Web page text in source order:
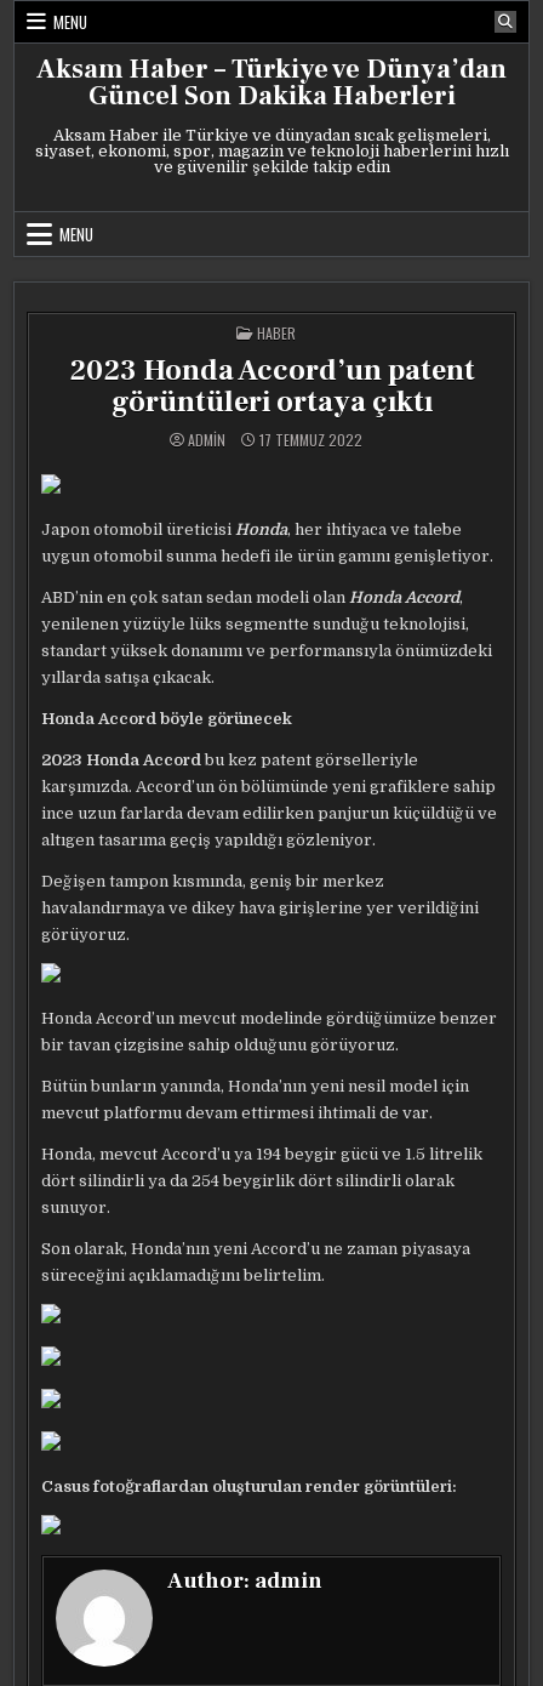
Skip
content
MENU
Aksam Haber – Türkiye ve Dünya’dan
Güncel Son Dakika Haberleri
Aksam Haber ile Türkiye ve dünyadan sıcak gelişmeleri,
siyaset, ekonomi, spor, magazin ve teknoloji haberlerini hızlı
ve güvenilir şekilde takip edin
MENU
POSTED
IN
HABER
2023 Honda Accord’un patent
görüntüleri ortaya çıktı
ADMIN 17 TEMMUZ 2022
Japon otomobil üreticisiHonda, her ihtiyaca ve talebe
uygun otomobil sunma hedefi ile ürün gamını genişletiyor.
ABD’nin en çok satan sedan modeli olanHonda Accord,
yenilenen yüzüyle lüks segmentte sunduğu teknolojisi,
standart yüksek donanımı ve performansıyla önümüzdeki
yıllarda satışa çıkacak.
Honda Accord böyle görünecek
2023 Honda Accordbu kez patent görselleriyle
karşımızda.Accord’un ön bölümünde yeni grafiklere sahip
ince uzun farlarda devam edilirken panjurun küçüldüğü ve
altıgen tasarıma geçiş yapıldığı gözleniyor.
Değişen tampon kısmında, geniş bir merkez
havalandırmaya ve dikey hava girişlerine yer verildiğini
görüyoruz.
Honda Accord’un mevcut modelinde gördüğümüze benzer
bir tavan çizgisine sahip olduğunu görüyoruz.
Bütün bunların yanında, Honda’nın yeni nesil model için
mevcut platformu devam ettirmesi ihtimali de var.
Honda, mevcut Accord’u ya 194 beygir gücü ve 1.5 litrelik
dört silindirli ya da 254 beygirlik dört silindirli olarak
sunuyor.
Son olarak, Honda’nın yeni Accord’u ne zaman piyasaya
süreceğini açıklamadığını belirtelim.
Casus fotoğraflardan oluşturulan render görüntüleri:
Author: admin